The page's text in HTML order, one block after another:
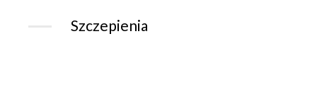
Szczepienia